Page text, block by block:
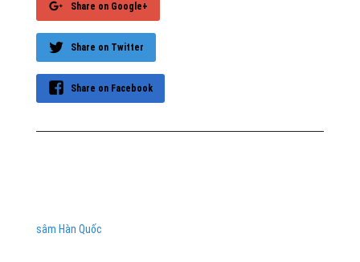
Share on Google+
Share on Twitter
Share on Facebook
sâm Hàn Quốc